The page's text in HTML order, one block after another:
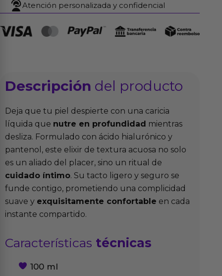
Atención personalizada y confidencial
Descripción del producto
Deja que tu piel despierte con una caricia
líquida que nutre en profundidad mientras
desliza. Formulado con ácido hialurónico y
pantenol, este elixir de textura acuosa no solo
es un aliado del placer, sino un ritual de
cuidado íntimo. Su tacto ligero y seguro se
funde contigo, prometiendo una complicidad
suave y exquisitamente confortable en cada
instante compartido.
Características técnicas
100 ml